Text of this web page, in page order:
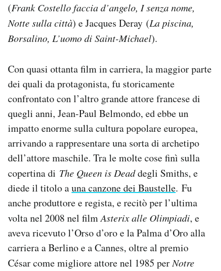
(Frank Costello faccia d’angelo, I senza nome,
Notte sulla città) e Jacques Deray (La piscina,
Borsalino, L’uomo di Saint-Michael).
Con quasi ottanta film in carriera, la maggior parte
dei quali da protagonista, fu storicamente
confrontato con l’altro grande attore francese di
quegli anni, Jean-Paul Belmondo, ed ebbe un
impatto enorme sulla cultura popolare europea,
arrivando a rappresentare una sorta di archetipo
dell’attore maschile. Tra le molte cose finì sulla
copertina di The Queen is Deaddegli Smiths, e
diede il titolo auna canzone dei Baustelle. Fu
anche produttore e regista, e recitò per l’ultima
volta nel 2008 nel filmAsterix alle Olimpiadi, e
aveva ricevuto l’Orso d’oro e la Palma d’Oro alla
carriera a Berlino e a Cannes, oltre al premio
César come migliore attore nel 1985 perNotre